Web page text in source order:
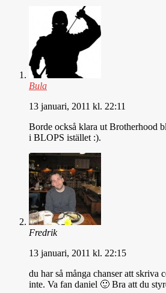
Bula
13 januari, 2011 kl. 22:11
Borde också klara ut Brotherhood
i BLOPS istället :).
Fredrik
13 januari, 2011 kl. 22:15
du har så många chanser att skriva
inte. Va fan daniel 🙂 Bra att du